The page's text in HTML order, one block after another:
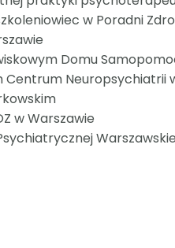
w Poradni
Domu
Centrum Neuropsychiatrii
w Warszawie